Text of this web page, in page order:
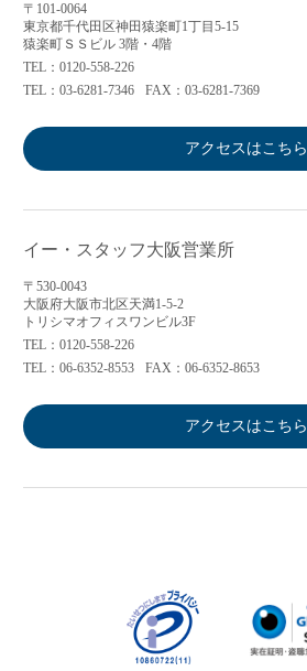
〒101-0064
東京都千代田区神田猿楽町1丁目5-15
猿楽町ＳＳビル 3階・4階
TEL：0120-558-226
TEL：03-6281-7346
FAX：03-6281-7369
アクセスはこちら
イー・スタッフ大阪営業所
〒530-0043
大阪府大阪市北区天満1-5-2
トリシマオフィスワンビル3F
TEL：0120-558-226
TEL：06-6352-8553
FAX：06-6352-8653
アクセスはこちら